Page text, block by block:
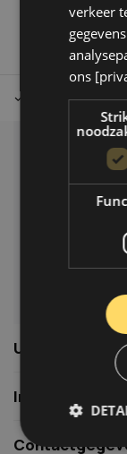
Tot 30 dagen
Usefull links
Informatie
verkeer
ons